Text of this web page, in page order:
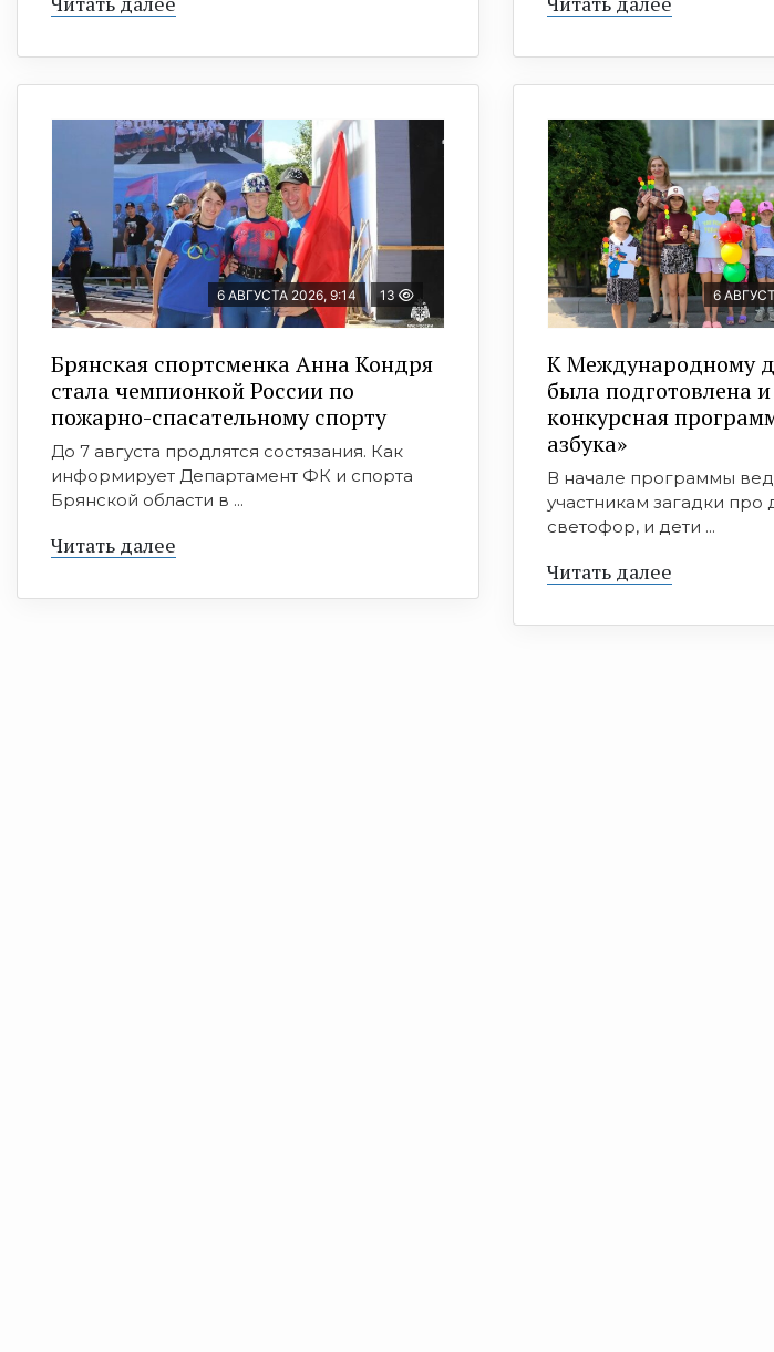
6 АВГУСТА 2026, 9:14 13
Брянская спортсменка Анна Кондря
стала чемпионкой России по
пожарно-спасательному спорту
До 7 августа продлятся состязания. Как
информирует Департамент ФК и спорта
Брянской области в ...
Читать далее
6
К Международному
была подготовлена
конкурсная
азбука»
В начале программы
участникам загадки
светофор, и дети ...
Читать далее